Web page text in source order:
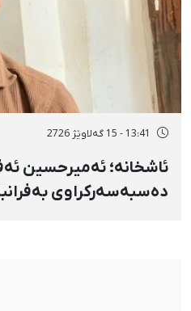
13:41 - 15 گەلاوێژ 2726
ئاشخانە؛ ئەمیرحسین
دەسبەسەرکراوی